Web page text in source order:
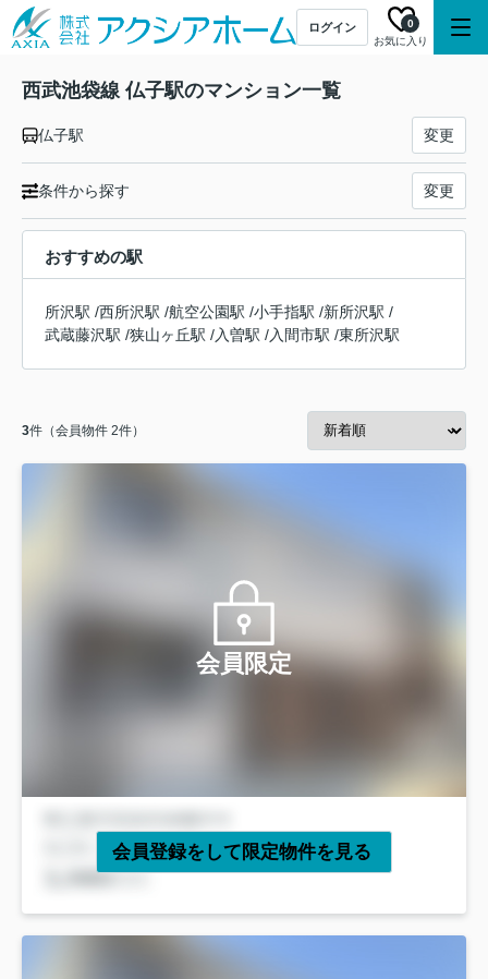
ログイン
お気に入り
0
西武池袋線 仏子駅のマンション一覧
仏子駅 変更
条件から探す 変更
おすすめの駅
所沢駅 /西所沢駅 /航空公園駅 /小手指駅 /新所沢駅 /
武蔵藤沢駅 /狭山ヶ丘駅 /入曽駅 /入間市駅 /東所沢駅
3件（会員物件 2件）
会員限定
会員登録をして限定物件を見る